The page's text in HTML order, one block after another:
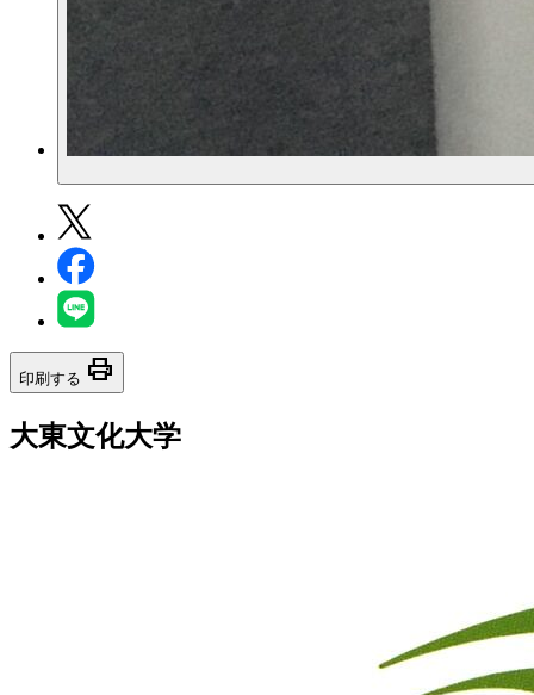
印刷する print
大東文化大学